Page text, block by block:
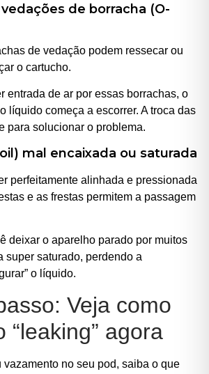
de borracha (O-
de vedação podem ressecar ou
o cartucho.
entrada de ar por essas borrachas, o
líquido começa a escorrer. A troca das
para solucionar o problema.
mal encaixada ou saturada
perfeitamente alinhada e pressionada
e as frestas permitem a passagem
deixar o aparelho parado por muitos
super saturado, perdendo a
o líquido.
Veja como
“leaking” agora
vazamento no seu pod, saiba o que